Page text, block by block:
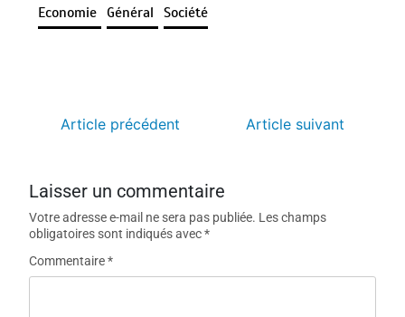
Economie Général Société
Article précédent Article suivant
Laisser un commentaire
Votre adresse e-mail ne sera pas publiée. Les champs
obligatoires sont indiqués avec*
Commentaire*